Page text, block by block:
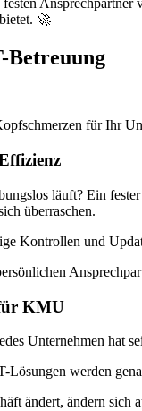
🚀
Betreuung
für Ihr
läuft? Ein
überraschen.
Kontrollen und
KMU
Unternehmen hat
Lösungen werden
ändert, ändern